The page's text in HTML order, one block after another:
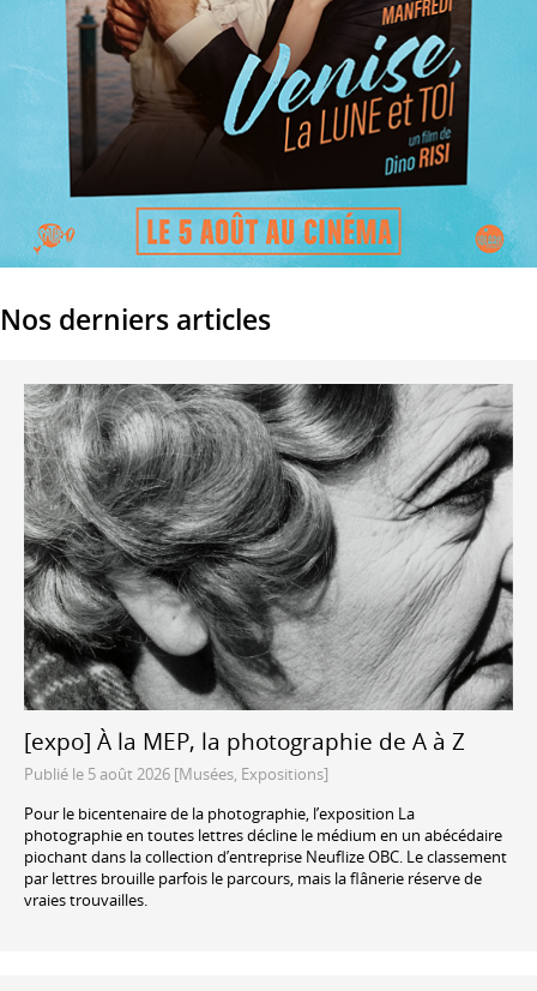
Nos derniers articles
[expo] À la MEP, la photographie de A à Z
Publié le 5 août 2026 [Musées, Expositions]
Pour le bicentenaire de la photographie, l’exposition La
photographie en toutes lettres décline le médium en un abécédaire
piochant dans la collection d’entreprise Neuflize OBC. Le classement
par lettres brouille parfois le parcours, mais la flânerie réserve de
vraies trouvailles.